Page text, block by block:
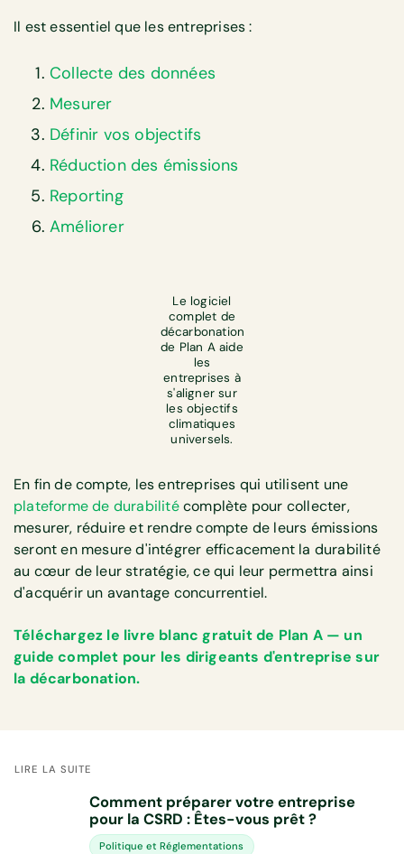
Il est essentiel que les entreprises :
Collecte des données
Mesurer
Définir vos objectifs
Réduction des émissions
Reporting
Améliorer
Le logiciel
complet de
décarbonation
de Plan A aide
les
entreprises à
s'aligner sur
les objectifs
climatiques
universels.
En fin de compte, les entreprises qui utilisent une
plateforme de durabilitécomplète pour collecter,
mesurer, réduire et rendre compte de leurs émissions
seront en mesure d'intégrer efficacement la durabilité
au cœur de leur stratégie, ce qui leur permettra ainsi
d'acquérir un avantage concurrentiel.
Téléchargez le livre blanc gratuit de Plan A — un
guide complet pour les dirigeants d'entreprise sur
la décarbonation.
LIRE LA SUITE
Comment préparer votre entreprise
pour la CSRD : Êtes-vous prêt ?
Politique et Réglementations